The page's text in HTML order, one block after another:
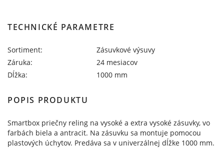
TECHNICKÉ PARAMETRE
Sortiment:
Zásuvkové výsuvy
Záruka:
24 mesiacov
Dĺžka:
1000 mm
POPIS PRODUKTU
Smartbox priečny reling na vysoké a extra vysoké zásuvky, vo
farbách biela a antracit. Na zásuvku sa montuje pomocou
plastových úchytov. Predáva sa v univerzálnej dĺžke 1000 mm.